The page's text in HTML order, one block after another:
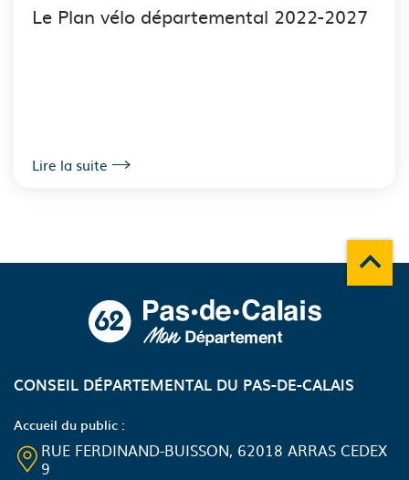
Le Plan vélo départemental 2022-2027
Lire la suite
CONSEIL DÉPARTEMENTAL DU PAS-DE-CALAIS
Accueil du public :
RUE FERDINAND-BUISSON, 62018 ARRAS CEDEX
9